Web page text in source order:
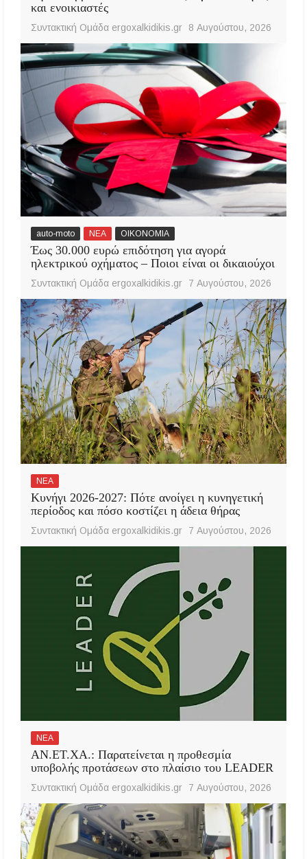
και ενοικιαστές
Συντακτική Ομάδα ergoxalkidikis.gr 8 Αυγούστου, 2026
auto-moto ΝΕΑ ΟΙΚΟΝΟΜΙΑ
Έως 30.000 ευρώ επιδότηση για αγορά
ηλεκτρικού οχήματος – Ποιοι είναι οι δικαιούχοι
Συντακτική Ομάδα ergoxalkidikis.gr 7 Αυγούστου, 2026
ΝΕΑ
Κυνήγι 2026-2027: Πότε ανοίγει η κυνηγετική
περίοδος και πόσο κοστίζει η άδεια θήρας
Συντακτική Ομάδα ergoxalkidikis.gr 7 Αυγούστου, 2026
ΝΕΑ
ΑΝ.ΕΤ.ΧΑ.: Παρατείνεται η προθεσμία
υποβολής προτάσεων στο πλαίσιο του LEADER
Συντακτική Ομάδα ergoxalkidikis.gr 7 Αυγούστου, 2026